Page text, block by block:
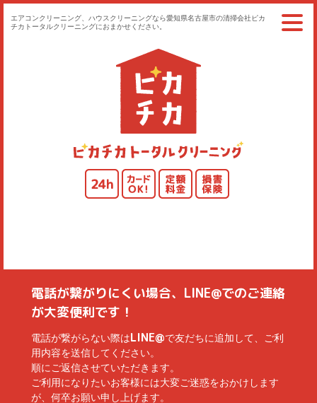
エアコンクリーニング、ハウスクリーニングなら愛知県名古屋市の清掃会社ピカ
チカトータルクリーニングにおまかせください。
ハウスクリーニング
法人様向け 料金案内
よくある質問 お客様の声
会社概要 プライバシーポリシー
電話が繋がりにくい場合、LINE@でのご連絡
が大変便利です！
電話が繋がらない際はLINE@で友だちに追加して、ご利
用内容を送信してください。
順にご返信させていただきます。
ご利用になりたいお客様には大変ご迷惑をおかけします
が、何卒お願い申し上げます。